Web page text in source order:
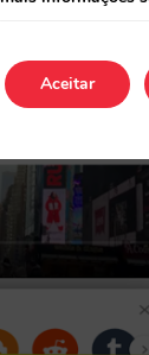
apenas
Aceitar